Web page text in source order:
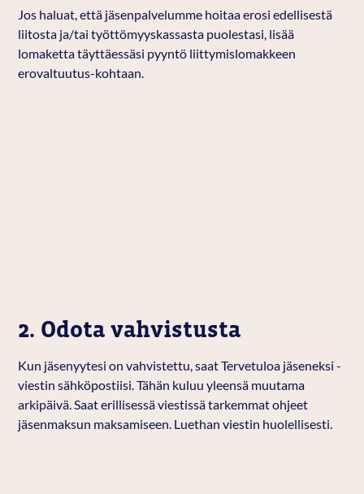
Jos haluat, että jäsenpalvelumme hoitaa erosi edellisestä
liitosta ja/tai työttömyyskassasta puolestasi, lisää
lomaketta täyttäessäsi pyyntö liittymislomakkeen
erovaltuutus-kohtaan.
2. Odota vahvistusta
Kun jäsenyytesi on vahvistettu, saat Tervetuloa jäseneksi -
viestin sähköpostiisi. Tähän kuluu yleensä muutama
arkipäivä. Saat erillisessä viestissä tarkemmat ohjeet
jäsenmaksun maksamiseen. Luethan viestin huolellisesti.